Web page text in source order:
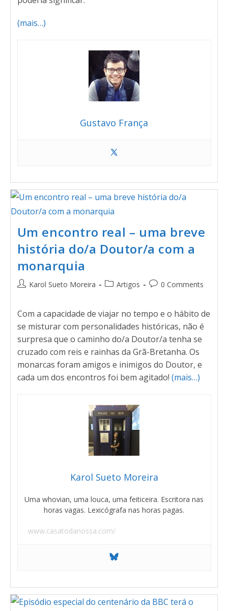
(mais…)
Gustavo França
Um encontro real – uma breve
história do/a Doutor/a com a
monarquia
Karol Sueto Moreira Artigos 0 Comments
Com a capacidade de viajar no tempo e o hábito de
se misturar com personalidades históricas, não é
surpresa que o caminho do/a Doutor/a tenha se
cruzado com reis e rainhas da Grã-Bretanha. Os
monarcas foram amigos e inimigos do Doutor, e
cada um dos encontros foi bem agitado! (mais…)
Karol Sueto Moreira
Uma whovian, uma louca, uma feiticeira. Escritora nas
horas vagas. Lexicógrafa nas horas pagas.
www.casatodanossa.com/